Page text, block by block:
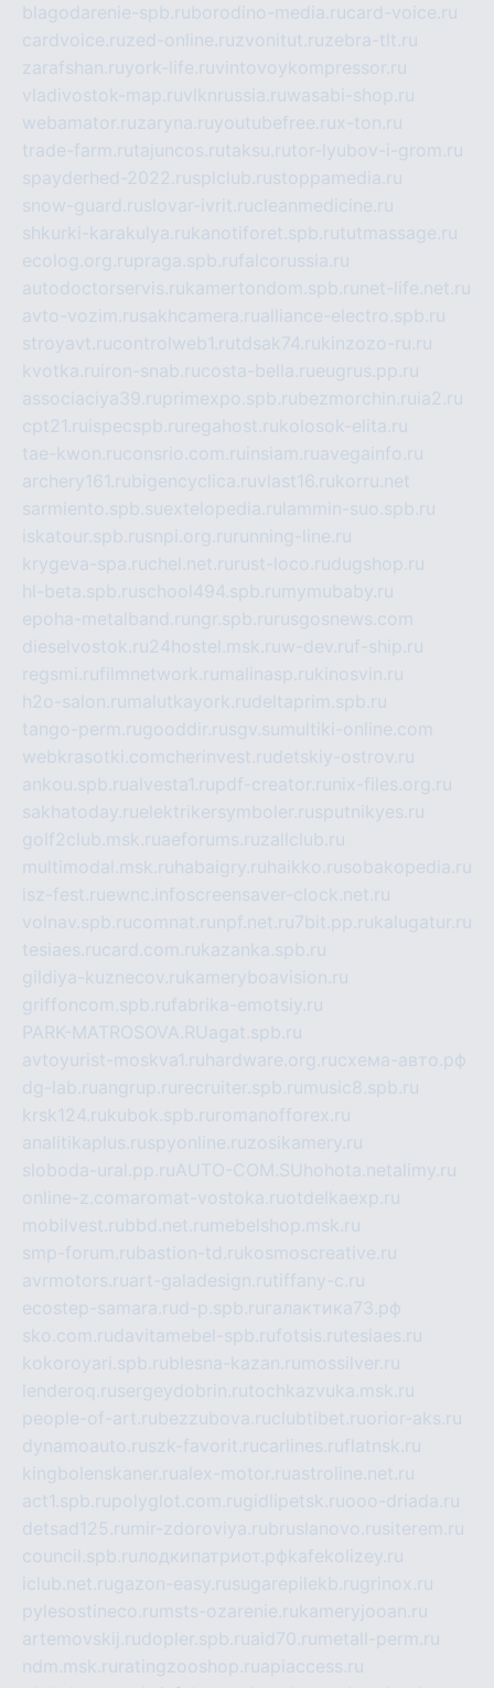
blagodarenie-spb.ruborodino-media.rucard-voice.ru
cardvoice.ruzed-online.ruzvonitut.ruzebra-tlt.ru
zarafshan.ruyork-life.ruvintovoykompressor.ru
vladivostok-map.ruvlknrussia.ruwasabi-shop.ru
webamator.ruzaryna.ruyoutubefree.rux-ton.ru
trade-farm.rutajuncos.rutaksu.rutor-lyubov-i-grom.ru
spayderhed-2022.rusplclub.rustoppamedia.ru
snow-guard.ruslovar-ivrit.rucleanmedicine.ru
shkurki-karakulya.rukanotiforet.spb.rututmassage.ru
ecolog.org.rupraga.spb.rufalcorussia.ru
autodoctorservis.rukamertondom.spb.ru net-life.net.ru
avto-vozim.rusakhcamera.rualliance-electro.spb.ru
stroyavt.rucontrolweb1.rutdsak74.rukinzozo-ru.ru
kvotka.ru iron-snab.rucosta-bella.rueugrus.pp.ru
associaciya39.ruprimexpo.spb.rubezmorchin.ru ia2.ru
cpt21.ru ispecspb.ru regahost.rukolosok-elita.ru
tae-kwon.ruconsrio.com.ru insiam.ruavegainfo.ru
archery161.rubigencyclica.ruvlast16.rukorru.net
sarmiento.spb.suextelopedia.ru lammin-suo.spb.ru
iskatour.spb.rusnpi.org.ru running-line.ru
krygeva-spa.ruchel.net.ru rust-loco.rudugshop.ru
hl-beta.spb.ruschool494.spb.ru mymubaby.ru
epoha-metalband.ru ngr.spb.ru rusgosnews.com
dieselvostok.ru24hostel.msk.ruw-dev.ruf-ship.ru
regsmi.rufilmnetwork.ru malinasp.rukinosvin.ru
h2o-salon.ru malutkayork.rudeltaprim.spb.ru
tango-perm.rugooddir.rusgv.su multiki-online.com
webkrasotki.comcherinvest.rudetskiy-ostrov.ru
ankou.spb.rualvesta1.rupdf-creator.ru nix-files.org.ru
sakhatoday.ruelektrikersymboler.rusputnikyes.ru
golf2club.msk.ruaeforums.ruzallclub.ru
multimodal.msk.ru habaigry.ru haikko.rusobakopedia.ru
isz-fest.ruewnc.infoscreensaver-clock.net.ru
volnav.spb.rucomnat.ru npf.net.ru7bit.pp.rukalugatur.ru
tesiaes.rucard.com.rukazanka.spb.ru
gildiya-kuznecov.rukameryboavision.ru
griffoncom.spb.rufabrika-emotsiy.ru
PARK-MATROSOVA.RUagat.spb.ru
avtoyurist-moskva1.ru hardware.org.ruсхема-авто.рф
dg-lab.ruangrup.ru recruiter.spb.ru music8.spb.ru
krsk124.rukubok.spb.ru romanofforex.ru
analitikaplus.ruspyonline.ruzosikamery.ru
sloboda-ural.pp.ruAUTO-COM.SU hohota.netalimy.ru
online-z.comaromat-vostoka.ruotdelkaexp.ru
mobilvest.rubbd.net.ru mebelshop.msk.ru
smp-forum.rubastion-td.rukosmoscreative.ru
avrmotors.ruart-galadesign.rutiffany-c.ru
ecostep-samara.rud-p.spb.ru галактика73.рф
sko.com.rudavitamebel-spb.rufotsis.rutesiaes.ru
kokoroyari.spb.rublesna-kazan.ru mossilver.ru
lenderoq.rusergeydobrin.rutochkazvuka.msk.ru
people-of-art.rubezzubova.ruclubtibet.ruorior-aks.ru
dynamoauto.ruszk-favorit.rucarlines.ruflatnsk.ru
kingbolenskaner.rualex-motor.ruastroline.net.ru
act1.spb.rupolyglot.com.rugidlipetsk.ruooo-driada.ru
detsad125.ru mir-zdoroviya.rubruslanovo.rusiterem.ru
council.spb.ruлодкипатриот.рфkafekolizey.ru
iclub.net.rugazon-easy.rusugarepilekb.rugrinox.ru
pylesostineco.ru msts-ozarenie.rukameryjooan.ru
artemovskij.rudopler.spb.ruaid70.ru metall-perm.ru
ndm.msk.ru ratingzooshop.ruapiaccess.ru